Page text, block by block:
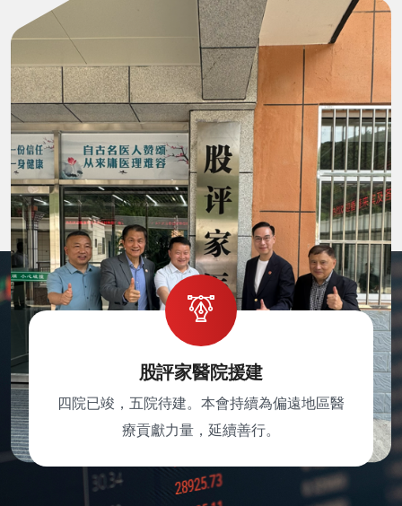
股評家醫院援建
四院已竣，五院待建。本會持續為偏遠地區醫
療貢獻力量，延續善行。